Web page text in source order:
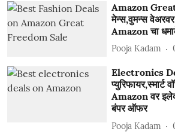
Amazon
मेन्स,वुमन्स
Amazon चा
Pooja Kadam
Electronics
प्युरिफायर,स्मार्ट
Amazon वर
बंपर ऑफर
Pooja Kadam